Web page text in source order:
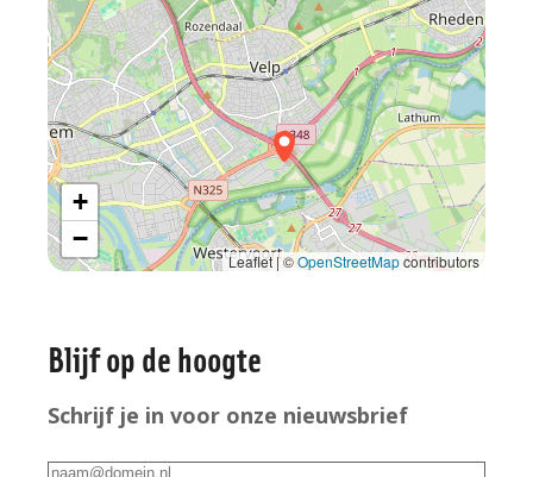
+
−
Leaflet | ©OpenStreetMapcontributors
informatie
Blijf op de hoogte
Schrijf je in voor onze nieuwsbrief